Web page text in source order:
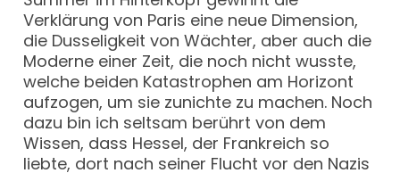
Verklärung von Paris eine neue Dimension,
die Dusseligkeit von Wächter, aber auch die
Moderne einer Zeit, die noch nicht wusste,
welche beiden Katastrophen am Horizont
aufzogen, um sie zunichte zu machen. Noch
dazu bin ich seltsam berührt von dem
Wissen, dass Hessel, der Frankreich so
liebte, dort nach seiner Flucht vor den Nazis